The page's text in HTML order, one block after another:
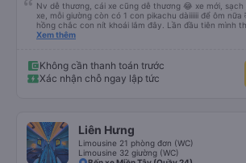
Nv dễ thương, cái xe cũng dễ thương 😂 xe mới,
xe, mỗi giường còn có 1 con pikachu dàiiiiii để ôm
hồng chắc con nít khoái lắm đây. Lần đầu tiên mình
cả bàn chải đánh răng. Có 2 ông bà cụ lên xe còn
Xem thêm
Không cần thanh toán trước
Xác nhận chỗ ngay lập tức
Liên Hưng
Limousine 21 phòng đơn (WC)
Limousine 32 giường (WC)